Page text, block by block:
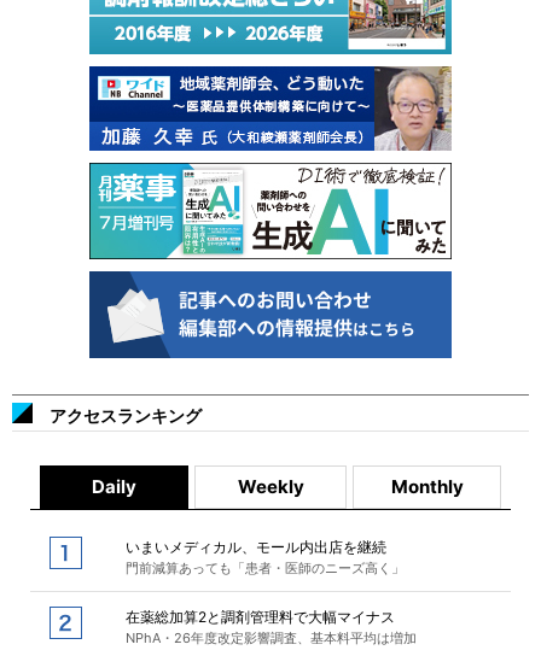
アクセスランキング
Daily Weekly Monthly
いまいメディカル、モール内出店を継続
門前減算あっても「患者・医師のニーズ高く」
在薬総加算2と調剤管理料で大幅マイナス
NPhA・26年度改定影響調査、基本料平均は増加